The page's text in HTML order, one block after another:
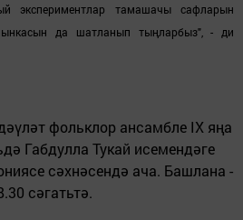
экспериментлар тамашачы сафларын
да шатланып тыңларбыз", - ди
фольклор ансамбле IX яңа
Габдулла Тукай исемендәге
сәхнәсендә ача. Башлана -
сәгатьтә.